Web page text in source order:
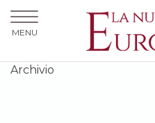
Archivio
MENU